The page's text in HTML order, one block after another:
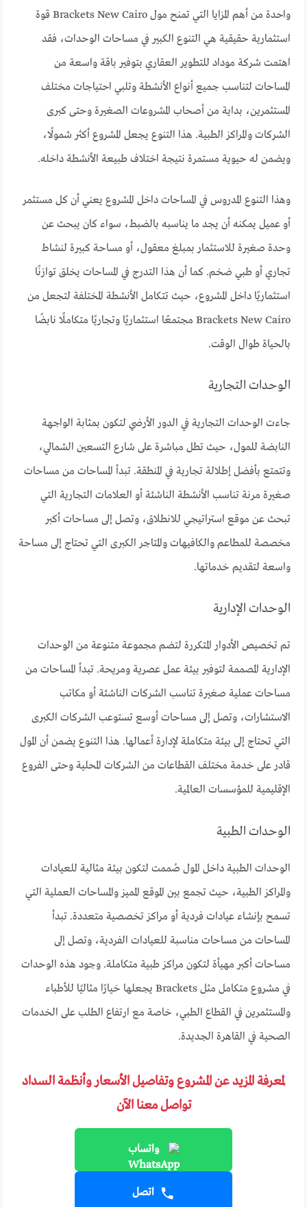
واحدة من أهم المزايا التي تمنح مول Brackets New Cairo قوة
استثمارية حقيقية هي التنوع الكبير في مساحات الوحدات، فقد
اهتمت شركة موداد للتطوير العقاري بتوفير باقة واسعة من
المساحات لتناسب جميع أنواع الأنشطة وتلبي احتياجات مختلف
المستثمرين، بداية من أصحاب المشروعات الصغيرة وحتى كبرى
الشركات والمراكز الطبية. هذا التنوع يجعل المشروع أكثر شمولًا،
ويضمن له حيوية مستمرة نتيجة اختلاف طبيعة الأنشطة داخله.
وهذا التنوع المدروس في المساحات داخل المشروع يعني أن كل مستثمر
أو عميل يمكنه أن يجد ما يناسبه بالضبط، سواء كان يبحث عن
وحدة صغيرة للاستثمار بمبلغ معقول، أو مساحة كبيرة لنشاط
تجاري أو طبي ضخم. كما أن هذا التدرج في المساحات يخلق توازنًا
استثماريًا داخل المشروع، حيث تتكامل الأنشطة المختلفة لتجعل من
Brackets New Cairo مجتمعًا استثماريًا وتجاريًا متكاملًا نابضًا
بالحياة طوال الوقت.
الوحدات التجارية
جاءت الوحدات التجارية في الدور الأرضي لتكون بمثابة الواجهة
النابضة للمول، حيث تطل مباشرة على شارع التسعين الشمالي،
وتتمتع بأفضل إطلالة تجارية في المنطقة. تبدأ المساحات من مساحات
صغيرة مرنة تناسب الأنشطة الناشئة أو العلامات التجارية التي
تبحث عن موقع استراتيجي للانطلاق، وتصل إلى مساحات أكبر
مخصصة للمطاعم والكافيهات والمتاجر الكبرى التي تحتاج إلى مساحة
واسعة لتقديم خدماتها.
الوحدات الإدارية
تم تخصيص الأدوار المتكررة لتضم مجموعة متنوعة من الوحدات
الإدارية المصممة لتوفير بيئة عمل عصرية ومريحة. تبدأ المساحات من
مساحات عملية صغيرة تناسب الشركات الناشئة أو مكاتب
الاستشارات، وتصل إلى مساحات أوسع تستوعب الشركات الكبرى
التي تحتاج إلى بيئة متكاملة لإدارة أعمالها. هذا التنوع يضمن أن المول
قادر على خدمة مختلف القطاعات من الشركات المحلية وحتى الفروع
الإقليمية للمؤسسات العالمية.
الوحدات الطبية
الوحدات الطبية داخل المول صُممت لتكون بيئة مثالية للعيادات
والمراكز الطبية، حيث تجمع بين الموقع المميز والمساحات العملية التي
تسمح بإنشاء عيادات فردية أو مراكز تخصصية متعددة. تبدأ
المساحات من مساحات مناسبة للعيادات الفردية، وتصل إلى
مساحات أكبر مهيأة لتكون مراكز طبية متكاملة. وجود هذه الوحدات
في مشروع متكامل مثل Brackets يجعلها خيارًا مثاليًا للأطباء
والمستثمرين في القطاع الطبي، خاصة مع ارتفاع الطلب على الخدمات
الصحية في القاهرة الجديدة.
لمعرفة المزيد عن المشروع وتفاصيل الأسعار وأنظمة السداد
تواصل معنا الآن
واتساب
اتصل